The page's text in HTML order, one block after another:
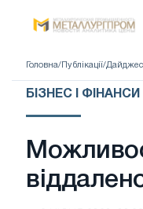
Головна/ Публікації/
БІЗНЕС І ФІНАНСИ